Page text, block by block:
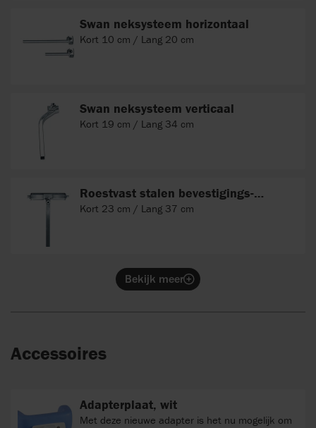
Swan neksysteem horizontaal
Kort 10 cm / Lang 20 cm
Swan neksysteem verticaal
Kort 19 cm / Lang 34 cm
Roestvast stalen bevestigings-
systeem
Kort 23 cm / Lang 37 cm
Bekijk meer
Accessoires
Adapterplaat, wit
Met deze nieuwe adapter is het nu mogelijk om